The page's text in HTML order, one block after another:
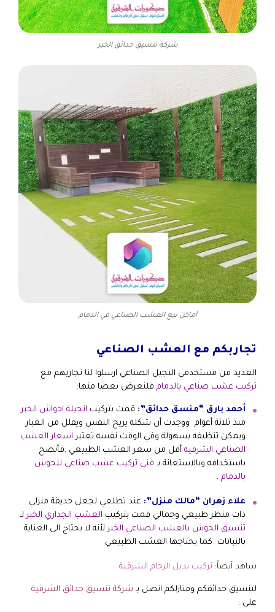
شركة تنسيق حدائق الخبر
أماكن بيع العشب الصناعي في الدمام
تجاربكم مع العشب الصناعي
العديد من مستخدمي النجيل الصناعي ارسلوا لنا تجاربهم مع
تركيب عشب صناعي بالدمام فلنعرض بعضا منها:
أحمد بارق “منسق حدائق”: قمت بتركيب انجيلة احواش الخبر
منذ ثلاثة أعوام ووجدت أن شكله يريح النفس ويقلل من الغبار
ويمكن تنظيفه بسهولة وفي الوقت نفسه تعتبر اسعارالعشب
الصناعي الشرقية أقل من سعر العشب الطبيعي ,فأنصح
باستخدامه وبالاستعانة بـ فني تركيب عشب صناعي للحوش
بالدمام .
علاء زهران “مالك منزل”: عند تطلعي لجعل حديقة منزلي
ذات منظر طبيعي وجمالي قمت بتركيب العشب الجداري الخبر لـ
تنسيق الحوش بالعشب الصناعي الخبر لأنه لا يحتاج الى العناية
بالنباتات كما يحتاجها العشب الطبيعي.
شاهد أيضاً: تركيب بديل الرخام الشرقية
لتنسيق حدائقكم ومنازلكم اتصل بـ شركة تنسيق حدائق الشرقية
على :